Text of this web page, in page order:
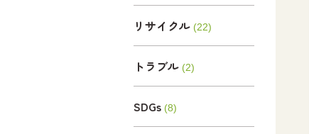
リサイクル (22)
トラブル (2)
SDGs (8)